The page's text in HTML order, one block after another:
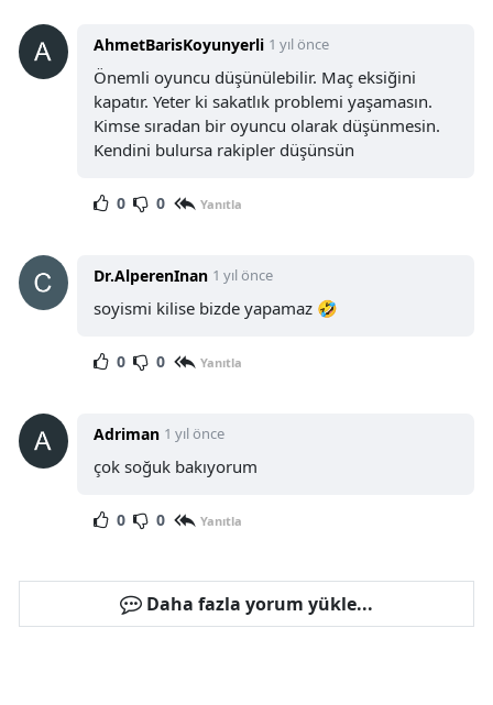
AhmetBarisKoyunyerli 1 yıl önce
Önemli oyuncu düşünülebilir. Maç eksiğini
kapatır. Yeter ki sakatlık problemi yaşamasın.
Kimse sıradan bir oyuncu olarak düşünmesin.
Kendini bulursa rakipler düşünsün
0 0 Yanıtla
Dr.AlperenInan 1 yıl önce
soyismi kilise bizde yapamaz 🤣
0 0 Yanıtla
Adriman 1 yıl önce
çok soğuk bakıyorum
0 0 Yanıtla
Daha fazla yorum yükle...